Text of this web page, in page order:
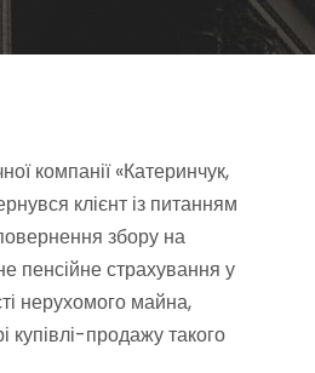
компанії «Катеринчук,
клієнт із питанням
збору на
пенсійне страхування у
нерухомого майна,
купівлі-продажу такого